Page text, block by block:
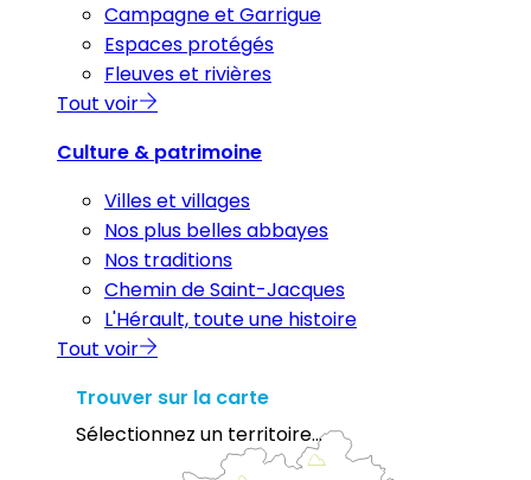
Campagne et Garrigue
Espaces protégés
Fleuves et rivières
Tout voir
Culture & patrimoine
Villes et villages
Nos plus belles abbayes
Nos traditions
Chemin de Saint-Jacques
L'Hérault, toute une histoire
Tout voir
Trouver sur la carte
Sélectionnez un territoire...